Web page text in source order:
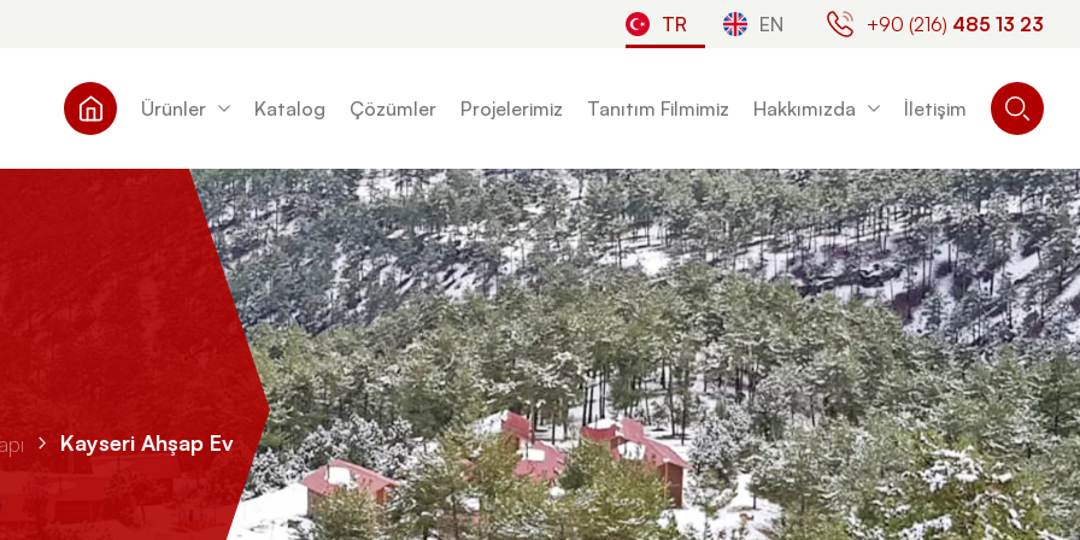
TR EN +90 (216) 485 13 23
Ürünler Katalog Çözümler Projelerimiz Tanıtım Filmimiz Hakkımızda İletişim
Kayseri Ahşap Ev